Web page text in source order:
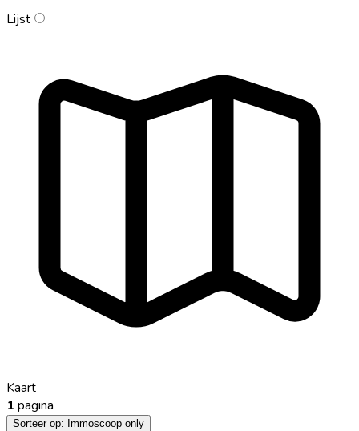
Lijst
Kaart
1 pagina
Sorteer op: Immoscoop only